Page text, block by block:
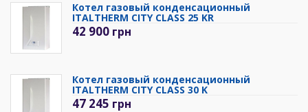
Котел газовый конденсационный
ITALTHERM CITY CLASS 25 KR
42 900 грн
Котел газовый конденсационный
ITALTHERM CITY CLASS 30 K
47 245 грн